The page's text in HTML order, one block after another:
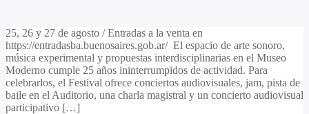
25, 26 y 27 de agosto / Entradas a la venta en
https://entradasba.buenosaires.gob.ar/ El espacio de arte sonoro,
música experimental y propuestas interdisciplinarias en el Museo
Moderno cumple 25 años ininterrumpidos de actividad. Para
celebrarlos, el Festival ofrece conciertos audiovisuales, jam, pista de
baile en el Auditorio, una charla magistral y un concierto audiovisual
participativo […]